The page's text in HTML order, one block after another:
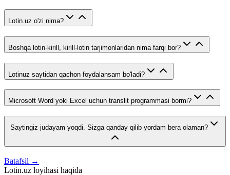
Lotin.uz o'zi nima?
Boshqa lotin-kirill, kirill-lotin tarjimonlaridan nima farqi bor?
Lotinuz saytidan qachon foydalansam bo'ladi?
Microsoft Word yoki Excel uchun translit programmasi bormi?
Saytingiz judayam yoqdi. Sizga qanday qilib yordam bera olaman?
Batafsil →
Lotin.uz loyihasi haqida